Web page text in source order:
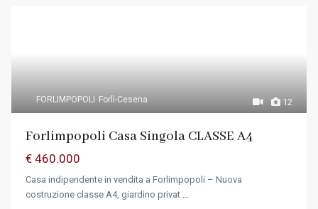
12
FORLIMPOPOLI Forlì-Cesena
Forlimpopoli Casa Singola CLASSE A4
€ 460.000
Casa indipendente in vendita a Forlimpopoli – Nuova
costruzione classe A4, giardino privat ...